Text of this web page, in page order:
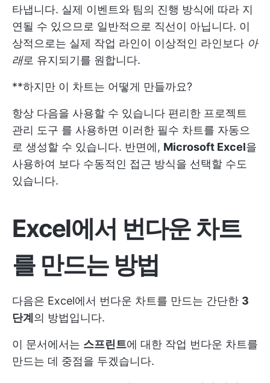
타냅니다. 실제 이벤트와 팀의 진행 방식에 따라 지
연될 수 있으므로 일반적으로 직선이 아닙니다. 이
상적으로는 실제 작업 라인이 이상적인 라인보다 아
래로 유지되기를 원합니다.
**하지만 이 차트는 어떻게 만들까요?
항상 다음을 사용할 수 있습니다 편리한 프로젝트
관리 도구 를 사용하면 이러한 필수 차트를 자동으
로 생성할 수 있습니다. 반면에, Microsoft Excel을
사용하여 보다 수동적인 접근 방식을 선택할 수도
있습니다.
Excel에서 번다운 차트
를 만드는 방법
다음은 Excel에서 번다운 차트를 만드는 간단한 3
단계 의 방법입니다.
이 문서에서는 스프린트에 대한 작업 번다운 차트를
만드는 데 중점을 두겠습니다.